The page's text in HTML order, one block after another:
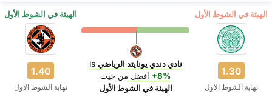
‏الهيئة في الشوط الأول ‏الهيئة في الشوط الأول
1.40
نهاية الشوط الاول
نادي دندي يونايتد الرياضيis
+8% أفضل من حيث
‏الهيئة في الشوط الأول
1.30
نهاية الشوط الاول